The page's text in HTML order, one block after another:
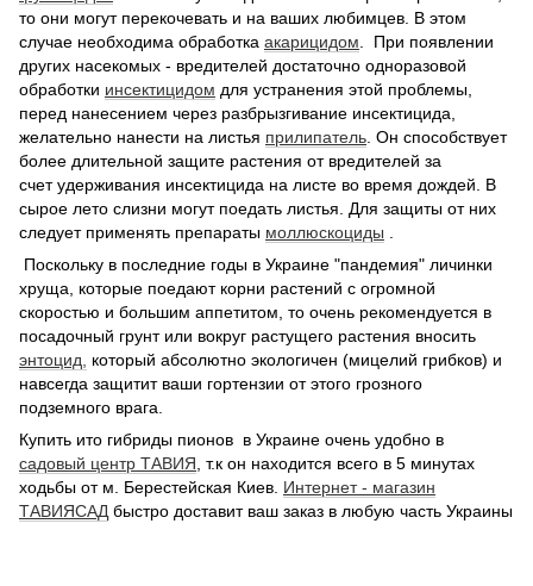
то они могут перекочевать и на ваших любимцев. В этом
случае необходима обработка акарицидом . При появлении
других насекомых - вредителей достаточно одноразовой
обработки инсектицидом для устранения этой проблемы,
перед нанесением через разбрызгивание инсектицида,
желательно нанести на листья прилипатель . Он способствует
более длительной защите растения от вредителей за
счет удерживания инсектицида на листе во время дождей. В
сырое лето слизни могут поедать листья. Для защиты от них
следует применять препараты моллюскоциды
Поскольку в последние годы в Украине "пандемия" личинки
хруща, которые поедают корни растений с огромной
скоростью и большим аппетитом, то очень рекомендуется в
посадочный грунт или вокруг растущего растения вносить
энтоцид
который абсолютно экологичен (мицелий грибков) и
навсегда защитит ваши гортензии от этого грозного
подземного врага.
Купить ито гибриды пионов в Украине очень удобно в
садовый центр ТАВИЯ , т.к он находится всего в 5 минутах
ходьбы от м. Берестейская Киев. Интернет - магазин
ТАВИЯСАД быстро доставит ваш заказ в любую часть Украины